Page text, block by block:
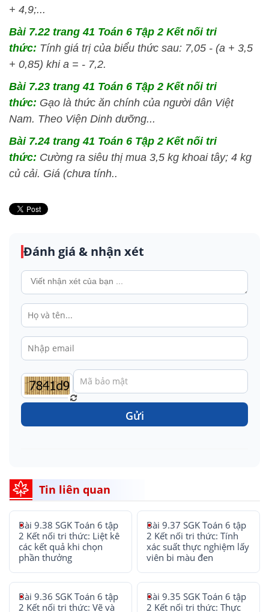
+ 4,9;...
Bài 7.22 trang 41 Toán 6 Tập 2 Kết nối tri
thức: Tính giá trị của biểu thức sau: 7,05 - (a + 3,5
+ 0,85) khi a = - 7,2.
Bài 7.23 trang 41 Toán 6 Tập 2 Kết nối tri
thức: Gạo là thức ăn chính của người dân Việt
Nam. Theo Viện Dinh dưỡng...
Bài 7.24 trang 41 Toán 6 Tập 2 Kết nối tri
thức: Cường ra siêu thị mua 3,5 kg khoai tây; 4 kg
củ cải. Giá (chưa tính..
Đánh giá & nhận xét
Gửi
Tin liên quan
Bài 9.38 SGK Toán 6 tập
2 Kết nối tri thức: Liệt kê
các kết quả khi chọn
phần thưởng
Bài 9.37 SGK Toán 6 tập
2 Kết nối tri thức: Tính
xác suất thực nghiệm lấy
viên bi màu đen
Bài 9.36 SGK Toán 6 tập
2 Kết nối tri thức: Vẽ và
Bài 9.35 SGK Toán 6 tập
2 Kết nối tri thức: Thực